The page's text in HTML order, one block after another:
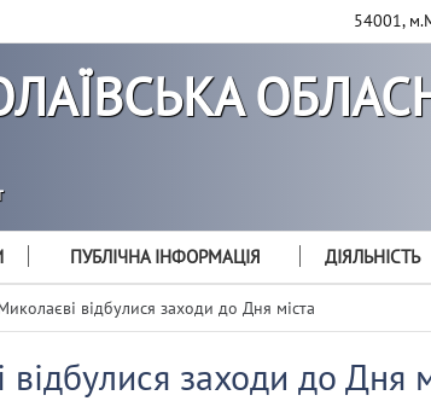
54001,
ПУБЛІЧНА ІНФОРМАЦІЯ ДІЯЛЬНІСТЬ
відбулися заходи до Дня міста
заходи до Дня